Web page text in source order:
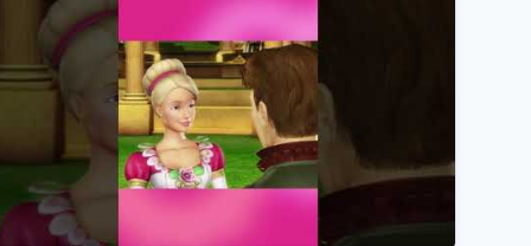
verflucht sich selbst! Barbie rettet den Tag! |
Barbie Deutsch